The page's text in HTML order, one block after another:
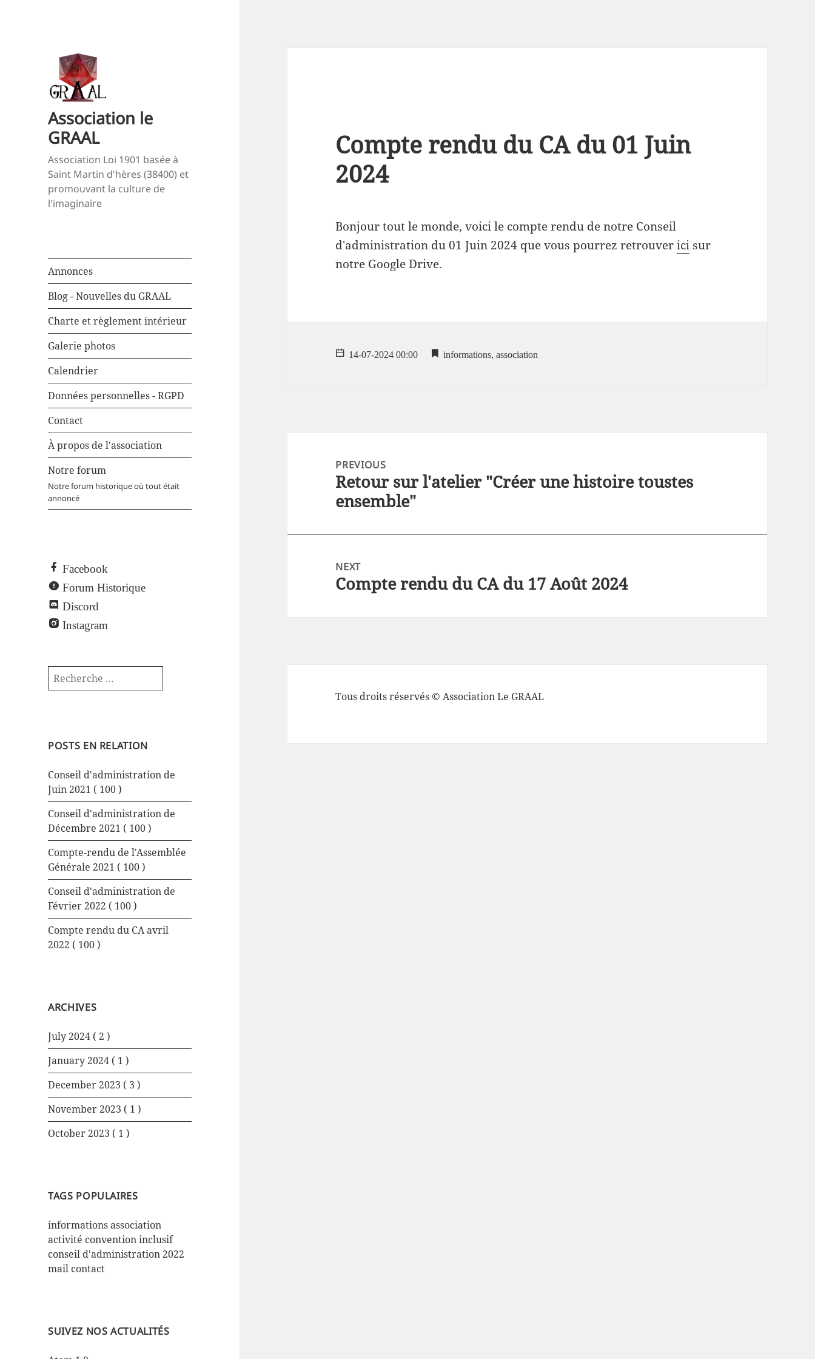
Association le
GRAAL
Association Loi 1901 basée à
Saint Martin d'hères (38400) et
promouvant la culture de
l'imaginaire
Annonces
Blog - Nouvelles du GRAAL
Charte et règlement intérieur
Galerie photos
Calendrier
Données personnelles - RGPD
Contact
À propos de l'association
Notre forum
Notre forum historique où tout était
annoncé
Facebook
Forum Historique
Discord
Instagram
POSTS EN RELATION
Conseil d'administration de
Juin 2021 ( 100 )
Conseil d'administration de
Décembre 2021 ( 100 )
Compte-rendu de l'Assemblée
Générale 2021 ( 100 )
Conseil d'administration de
Février 2022 ( 100 )
Compte rendu du CA avril
2022 ( 100 )
ARCHIVES
July 2024 ( 2 )
January 2024 ( 1 )
December 2023 ( 3 )
November 2023 ( 1 )
October 2023 ( 1 )
TAGS POPULAIRES
informationsassociation
activité conventioninclusif
conseil d'administration2022
mail contact
SUIVEZ NOS ACTUALITÉS
Compte rendu du CA du 01 Juin
2024
Bonjour tout le monde, voici le compte rendu de notre Conseil
d'administration du 01 Juin 2024 que vous pourrez retrouverici sur
notre Google Drive.
14-07-2024 00:00 informations, association
navigationPREVIOUS
PREVIOUS
Retour sur l'atelier "Créer une histoire toustes
ensemble"
NEXT
NEXT
Compte rendu du CA du 17 Août 2024
Tous droits réservés © Association Le GRAAL